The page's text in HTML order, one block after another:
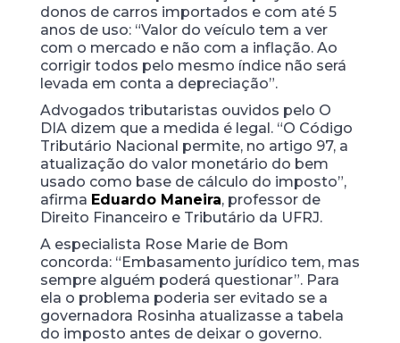
donos de carros importados e com até 5
anos de uso: “Valor do veículo tem a ver
com o mercado e não com a inflação. Ao
corrigir todos pelo mesmo índice não será
levada em conta a depreciação”.
Advogados tributaristas ouvidos pelo O
DIA dizem que a medida é legal. “O Código
Tributário Nacional permite, no artigo 97, a
atualização do valor monetário do bem
usado como base de cálculo do imposto”,
afirma Eduardo Maneira, professor de
Direito Financeiro e Tributário da UFRJ.
A especialista Rose Marie de Bom
concorda: “Embasamento jurídico tem, mas
sempre alguém poderá questionar”. Para
ela o problema poderia ser evitado se a
governadora Rosinha atualizasse a tabela
do imposto antes de deixar o governo.